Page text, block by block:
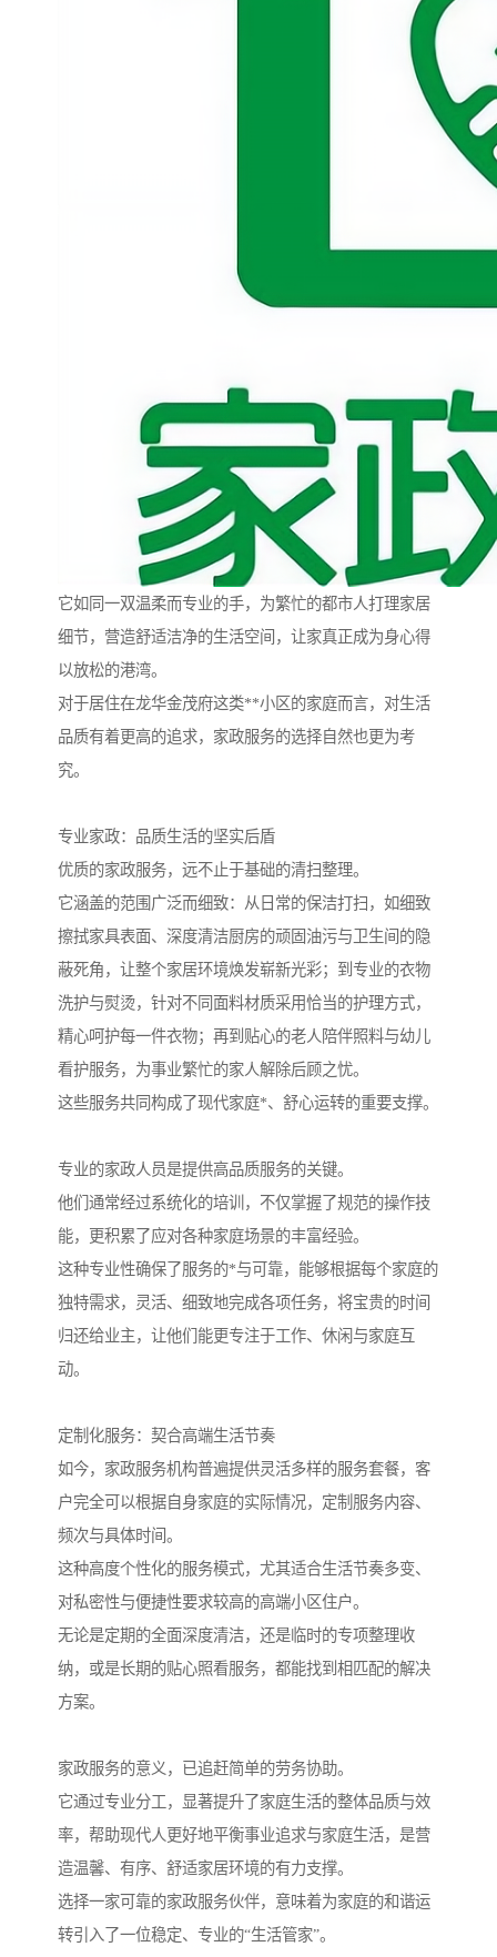
它如同一双温柔而专业的手，为繁忙的都市人打理家居
细节，营造舒适洁净的生活空间，让家真正成为身心得
以放松的港湾。
对于居住在龙华金茂府这类**小区的家庭而言，对生活
品质有着更高的追求，家政服务的选择自然也更为考
究。
专业家政：品质生活的坚实后盾
优质的家政服务，远不止于基础的清扫整理。
它涵盖的范围广泛而细致：从日常的保洁打扫，如细致
擦拭家具表面、深度清洁厨房的顽固油污与卫生间的隐
蔽死角，让整个家居环境焕发崭新光彩；到专业的衣物
洗护与熨烫，针对不同面料材质采用恰当的护理方式，
精心呵护每一件衣物；再到贴心的老人陪伴照料与幼儿
看护服务，为事业繁忙的家人解除后顾之忧。
这些服务共同构成了现代家庭*、舒心运转的重要支撑。
专业的家政人员是提供高品质服务的关键。
他们通常经过系统化的培训，不仅掌握了规范的操作技
能，更积累了应对各种家庭场景的丰富经验。
这种专业性确保了服务的*与可靠，能够根据每个家庭的
独特需求，灵活、细致地完成各项任务，将宝贵的时间
归还给业主，让他们能更专注于工作、休闲与家庭互
动。
定制化服务：契合高端生活节奏
如今，家政服务机构普遍提供灵活多样的服务套餐，客
户完全可以根据自身家庭的实际情况，定制服务内容、
频次与具体时间。
这种高度个性化的服务模式，尤其适合生活节奏多变、
对私密性与便捷性要求较高的高端小区住户。
无论是定期的全面深度清洁，还是临时的专项整理收
纳，或是长期的贴心照看服务，都能找到相匹配的解决
方案。
家政服务的意义，已追赶简单的劳务协助。
它通过专业分工，显著提升了家庭生活的整体品质与效
率，帮助现代人更好地平衡事业追求与家庭生活，是营
造温馨、有序、舒适家居环境的有力支撑。
选择一家可靠的家政服务伙伴，意味着为家庭的和谐运
转引入了一位稳定、专业的“生活管家”。